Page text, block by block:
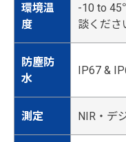
環境温
度
-10 to
談くださ
防塵防
水
IP67 &
測定 NIR・デ